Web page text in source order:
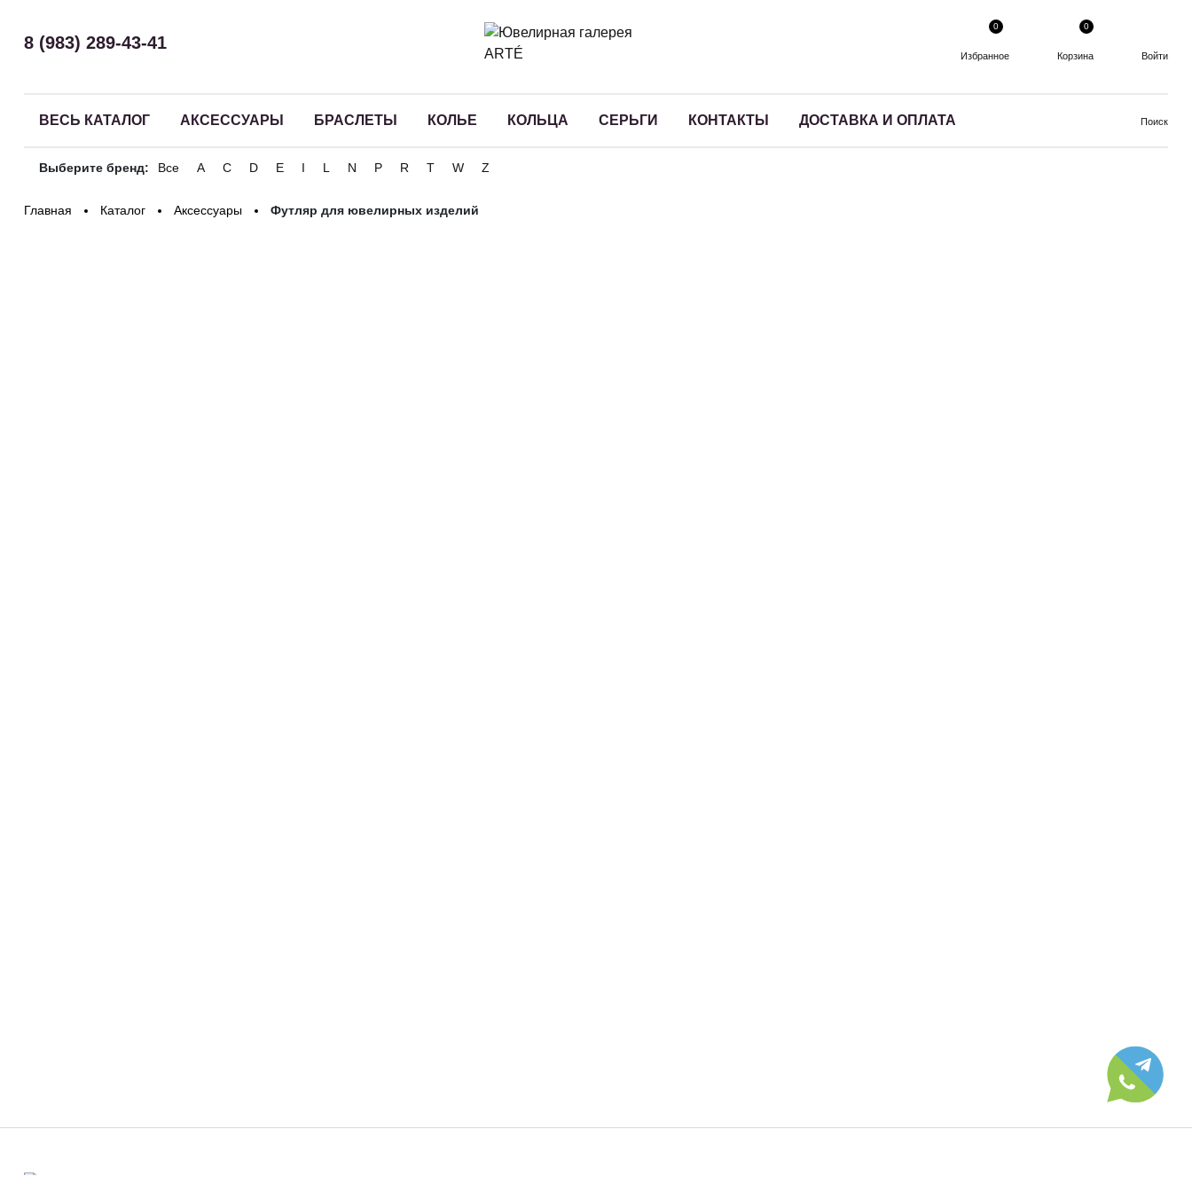
8 (983) 289-43-41
0
Избранное
0
Корзина Войти
ВЕСЬ КАТАЛОГ АКСЕССУАРЫ БРАСЛЕТЫ КОЛЬЕ КОЛЬЦА СЕРЬГИ КОНТАКТЫ ДОСТАВКА И ОПЛАТА Поиск
Выберите бренд: Все A C D E I L N P R T W Z
Главная Каталог Аксессуары Футляр для ювелирных изделий